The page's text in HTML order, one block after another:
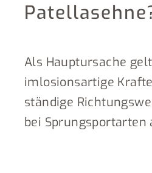
Als Hauptursache
imlosionsartige
ständige
bei Sprungsportarten